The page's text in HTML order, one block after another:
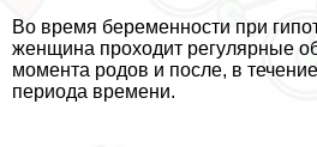
Во время беременности при
женщина проходит регулярные
момента родов и после, в
периода времени.